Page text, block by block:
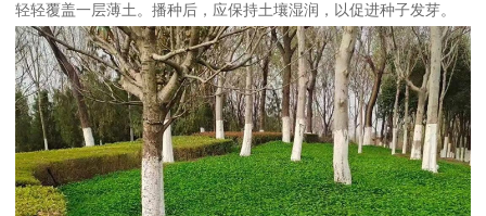
轻轻覆盖一层薄土。播种后，应保持土壤湿润，以促进种子发芽。